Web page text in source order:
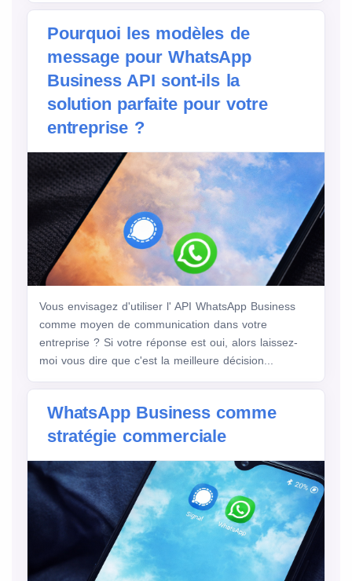
Pourquoi les modèles de
message pour WhatsApp
Business API sont-ils la
solution parfaite pour votre
entreprise ?
Vous envisagez d'utiliser l' API WhatsApp Business
comme moyen de communication dans votre
entreprise ? Si votre réponse est oui, alors laissez-
moi vous dire que c'est la meilleure décision...
WhatsApp Business comme
stratégie commerciale